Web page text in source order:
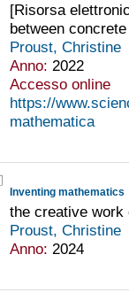
[Risorsa
between
Proust, Christine
Anno: 2022
Accesso online
https://
mathematica
Inventing mathematics
the creative work
Proust, Christine
Anno: 2024